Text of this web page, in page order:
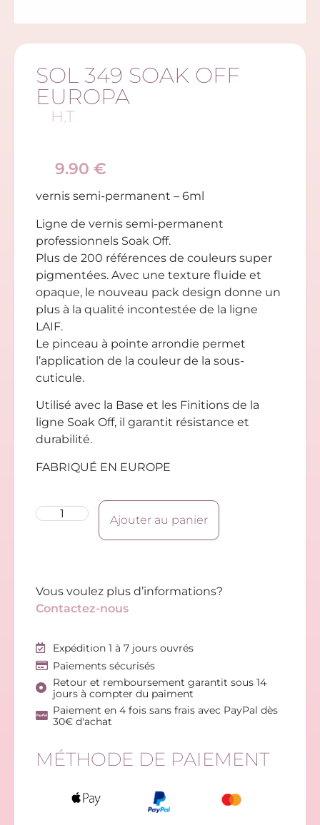
SOL 349 SOAK OFF
EUROPA
H.T
9.90 €
vernis semi-permanent – 6ml
Ligne de vernis semi-permanent
professionnels Soak Off.
Plus de 200 références de couleurs super
pigmentées. Avec une texture fluide et
opaque, le nouveau pack design donne un
plus à la qualité incontestée de la ligne
LAIF.
Le pinceau à pointe arrondie permet
l’application de la couleur de la sous-
cuticule.
Utilisé avec la Base et les Finitions de la
ligne Soak Off, il garantit résistance et
durabilité.
FABRIQUÉ EN EUROPE
Ajouter au panier
Vous voulez plus d’informations?
Contactez-nous
Expédition 1 à 7 jours ouvrés
Paiements sécurisés
Retour et remboursement garantit sous 14
jours à compter du paiment
Paiement en 4 fois sans frais avec PayPal dès
30€ d'achat
MÉTHODE DE PAIEMENT